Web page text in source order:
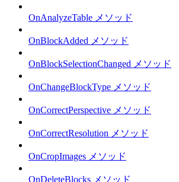
OnAnalyzeTable メソッド
OnBlockAdded メソッド
OnBlockSelectionChanged メソッド
OnChangeBlockType メソッド
OnCorrectPerspective メソッド
OnCorrectResolution メソッド
OnCropImages メソッド
OnDeleteBlocks メソッド